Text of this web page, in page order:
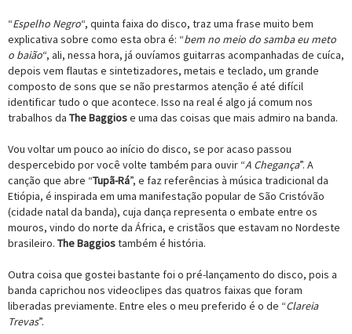
“Espelho Negro“, quinta faixa do disco, traz uma frase muito bem
explicativa sobre como esta obra é: “bem no meio do samba eu meto
o baião“, ali, nessa hora, já ouvíamos guitarras acompanhadas de cuíca,
depois vem flautas e sintetizadores, metais e teclado, um grande
composto de sons que se não prestarmos atenção é até difícil
identificar tudo o que acontece. Isso na real é algo já comum nos
trabalhos da The Baggiose uma das coisas que mais admiro na banda.
Vou voltar um pouco ao início do disco, se por acaso passou
despercebido por você volte também para ouvir “A Chegança”. A
canção que abre “Tupã-Rá”, e faz referências à música tradicional da
Etiópia, é inspirada em uma manifestação popular de São Cristóvão
(cidade natal da banda), cuja dança representa o embate entre os
mouros, vindo do norte da África, e cristãos que estavam no Nordeste
brasileiro. The Baggiostambém é história.
Outra coisa que gostei bastante foi o pré-lançamento do disco, pois a
banda caprichou nos videoclipes das quatros faixas que foram
liberadas previamente. Entre eles o meu preferido é o de “Clareia
Trevas”.